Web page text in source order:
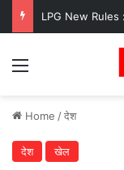
Menu
Home /देश
देश खेल